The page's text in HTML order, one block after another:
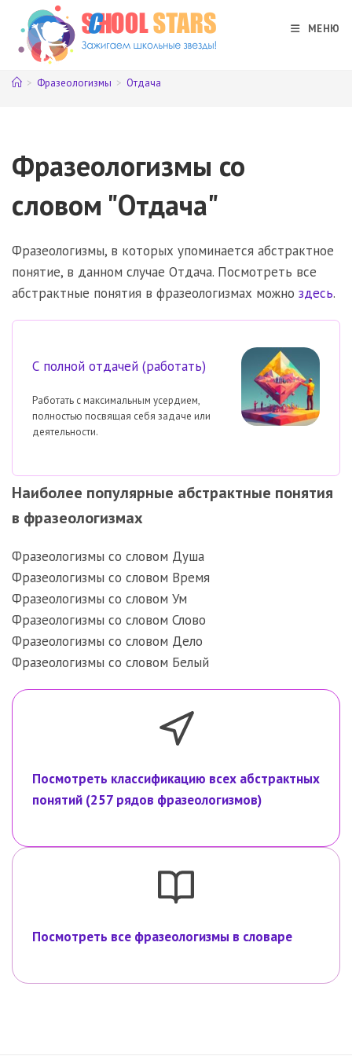
Перейти
содержимому
МЕНЮ
> Фразеологизмы > Отдача
Фразеологизмы со
словом "Отдача"
Фразеологизмы, в которых упоминается абстрактное
понятие, в данном случае Отдача. Посмотреть все
абстрактные понятия в фразеологизмах можно здесь.
С полной отдачей (работать)
Работать с максимальным усердием,
полностью посвящая себя задаче или
деятельности.
Наиболее популярные абстрактные понятия
в фразеологизмах
Фразеологизмы со словом Душа
Фразеологизмы со словом Время
Фразеологизмы со словом Ум
Фразеологизмы со словом Слово
Фразеологизмы со словом Дело
Фразеологизмы со словом Белый
Посмотреть классификацию всех абстрактных
понятий (257 рядов фразеологизмов)
Посмотреть все фразеологизмы в словаре